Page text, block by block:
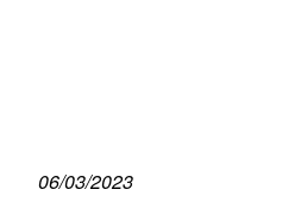
06/03/2023